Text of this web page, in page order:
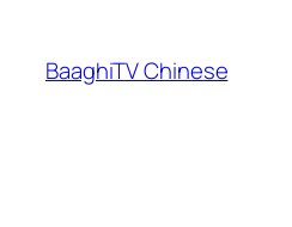
content
BaaghiTV Chinese